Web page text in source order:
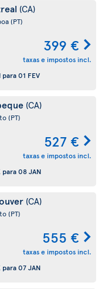
(CA)
(PT)
399 €
taxas e impostos incl.
para01 FEV
(CA)
(PT)
527 €
taxas e impostos incl.
para08 JAN
(CA)
(PT)
555 €
taxas e impostos incl.
para07 JAN